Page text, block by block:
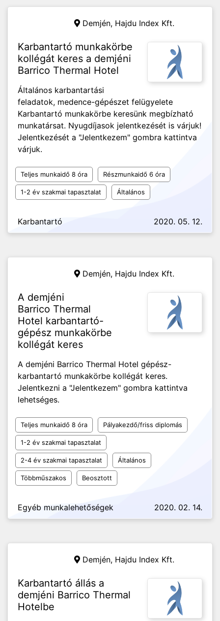
Demjén, Hajdu Index Kft.
Karbantartó munkakörbe
kollégát keres a demjéni
Barrico Thermal Hotel
Általános karbantartási
feladatok, medence-gépészet felügyelete
Karbantartó munkakörbe keresünk megbízható
munkatársat. Nyugdíjasok jelentkezését is várjuk!
Jelentkezését a "Jelentkezem" gombra kattintva
várjuk.
Teljes munkaidő 8 óra Részmunkaidő 6 óra
1-2 év szakmai tapasztalat Általános
Karbantartó 2020. 05. 12.
Demjén, Hajdu Index Kft.
A demjéni
Barrico Thermal
Hotel karbantartó-
gépész munkakörbe
kollégát keres
A demjéni Barrico Thermal Hotel gépész-
karbantartó munkakörbe kollégát keres.
Jelentkezni a "Jelentkezem" gombra kattintva
lehetséges.
Teljes munkaidő 8 óra Pályakezdő/friss diplomás
1-2 év szakmai tapasztalat
2-4 év szakmai tapasztalat Általános
Többműszakos Beosztott
Egyéb munkalehetőségek 2020. 02. 14.
Demjén, Hajdu Index Kft.
Karbantartó állás a
demjéni Barrico Thermal
Hotelbe